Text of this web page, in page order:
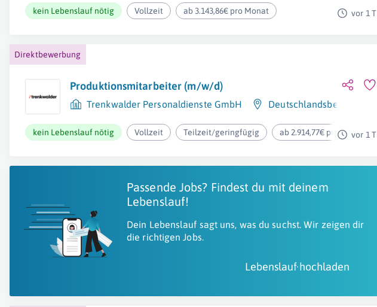
kein Lebenslauf nötig Vollzeit ab 3.143,86€ pro Monat vor 1 T
Direktbewerbung
Produktionsmitarbeiter (m/w/d)
Trenkwalder Personaldienste GmbH Deutschlandsberg
kein Lebenslauf nötig Vollzeit Teilzeit/geringfügig ab 2.914,77€ pro Monatvor 1 T
Passende Jobs? Findest du mit deinem
Lebenslauf!
Dein Lebenslauf sagt uns, was du suchst. Wir zeigen dir
die richtigen Jobs.
Lebenslauf hochladen